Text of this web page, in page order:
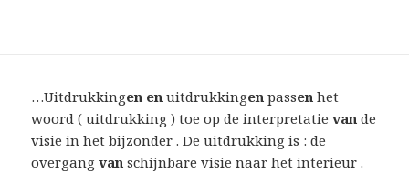
…Uitdrukkingen en uitdrukkingen passen het
woord ( uitdrukking ) toe op de interpretatievan de
visie in het bijzonder . De uitdrukking is : de
overgangvan schijnbare visie naar het interieur .